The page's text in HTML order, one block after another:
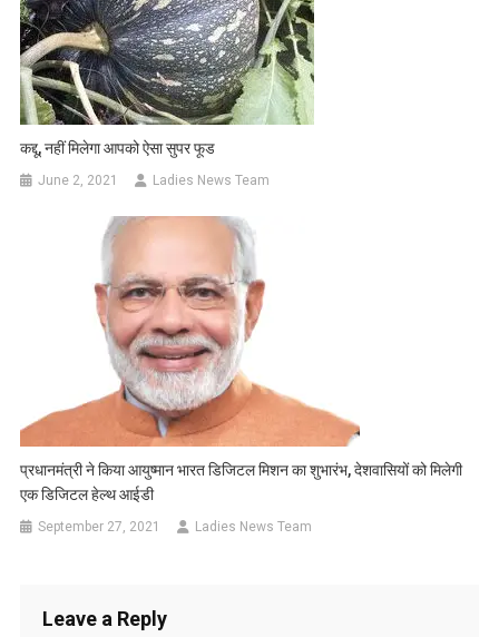
कद्दू, नहीं मिलेगा आपको ऐसा सुपर फूड
June 2, 2021 Ladies News Team
प्रधानमंत्री ने किया आयुष्मान भारत डिजिटल मिशन का शुभारंभ, देशवासियों को मिलेगी
एक डिजिटल हेल्थ आईडी
September 27, 2021 Ladies News Team
Leave a Reply